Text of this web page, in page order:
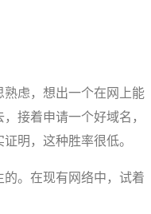
虑，想出一个在网上能
接着申请一个好域名，
明，这种胜率很低。
。在现有网络中，试着